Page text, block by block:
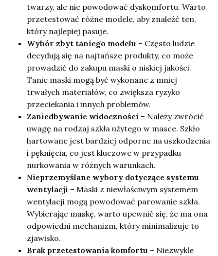
twarzy, ale nie powodować dyskomfortu. Warto
przetestować różne modele, aby znaleźć ten,
który najlepiej pasuje.
Wybór zbyt taniego modelu – Często ludzie
decydują się na najtańsze produkty, co może
prowadzić do zakupu maski o niskiej jakości.
Tanie maski mogą być wykonane z mniej
trwałych materiałów, co zwiększa ryzyko
przeciekania i innych problemów.
Zaniedbywanie widoczności – Należy zwrócić
uwagę na rodzaj szkła użytego w masce. Szkło
hartowane jest bardziej odporne na uszkodzenia
i pęknięcia, co jest kluczowe w przypadku
nurkowania w różnych warunkach.
Nieprzemyślane wybory dotyczące systemu
wentylacji – Maski z niewłaściwym systemem
wentylacji mogą powodować parowanie szkła.
Wybierając maskę, warto upewnić się, że ma ona
odpowiedni mechanizm, który minimalizuje to
zjawisko.
Brak przetestowania komfortu – Niezwykle